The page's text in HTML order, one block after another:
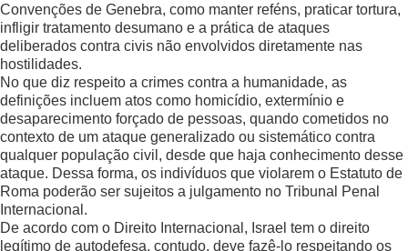
Convenções de Genebra, como manter reféns, praticar tortura,
infligir tratamento desumano e a prática de ataques
deliberados contra civis não envolvidos diretamente nas
hostilidades.
No que diz respeito a crimes contra a humanidade, as
definições incluem atos como homicídio, extermínio e
desaparecimento forçado de pessoas, quando cometidos no
contexto de um ataque generalizado ou sistemático contra
qualquer população civil, desde que haja conhecimento desse
ataque. Dessa forma, os indivíduos que violarem o Estatuto de
Roma poderão ser sujeitos a julgamento no Tribunal Penal
Internacional.
De acordo com o Direito Internacional, Israel tem o direito
legítimo de autodefesa, contudo, deve fazê-lo respeitando os